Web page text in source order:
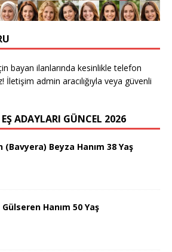
bayan ilanlarında kesinlikle telefon
İletişim admin aracılığıyla veya güvenli
ADAYLARI GÜNCEL 2026
(Bavyera) Beyza Hanım 38 Yaş
Hanım 50 Yaş